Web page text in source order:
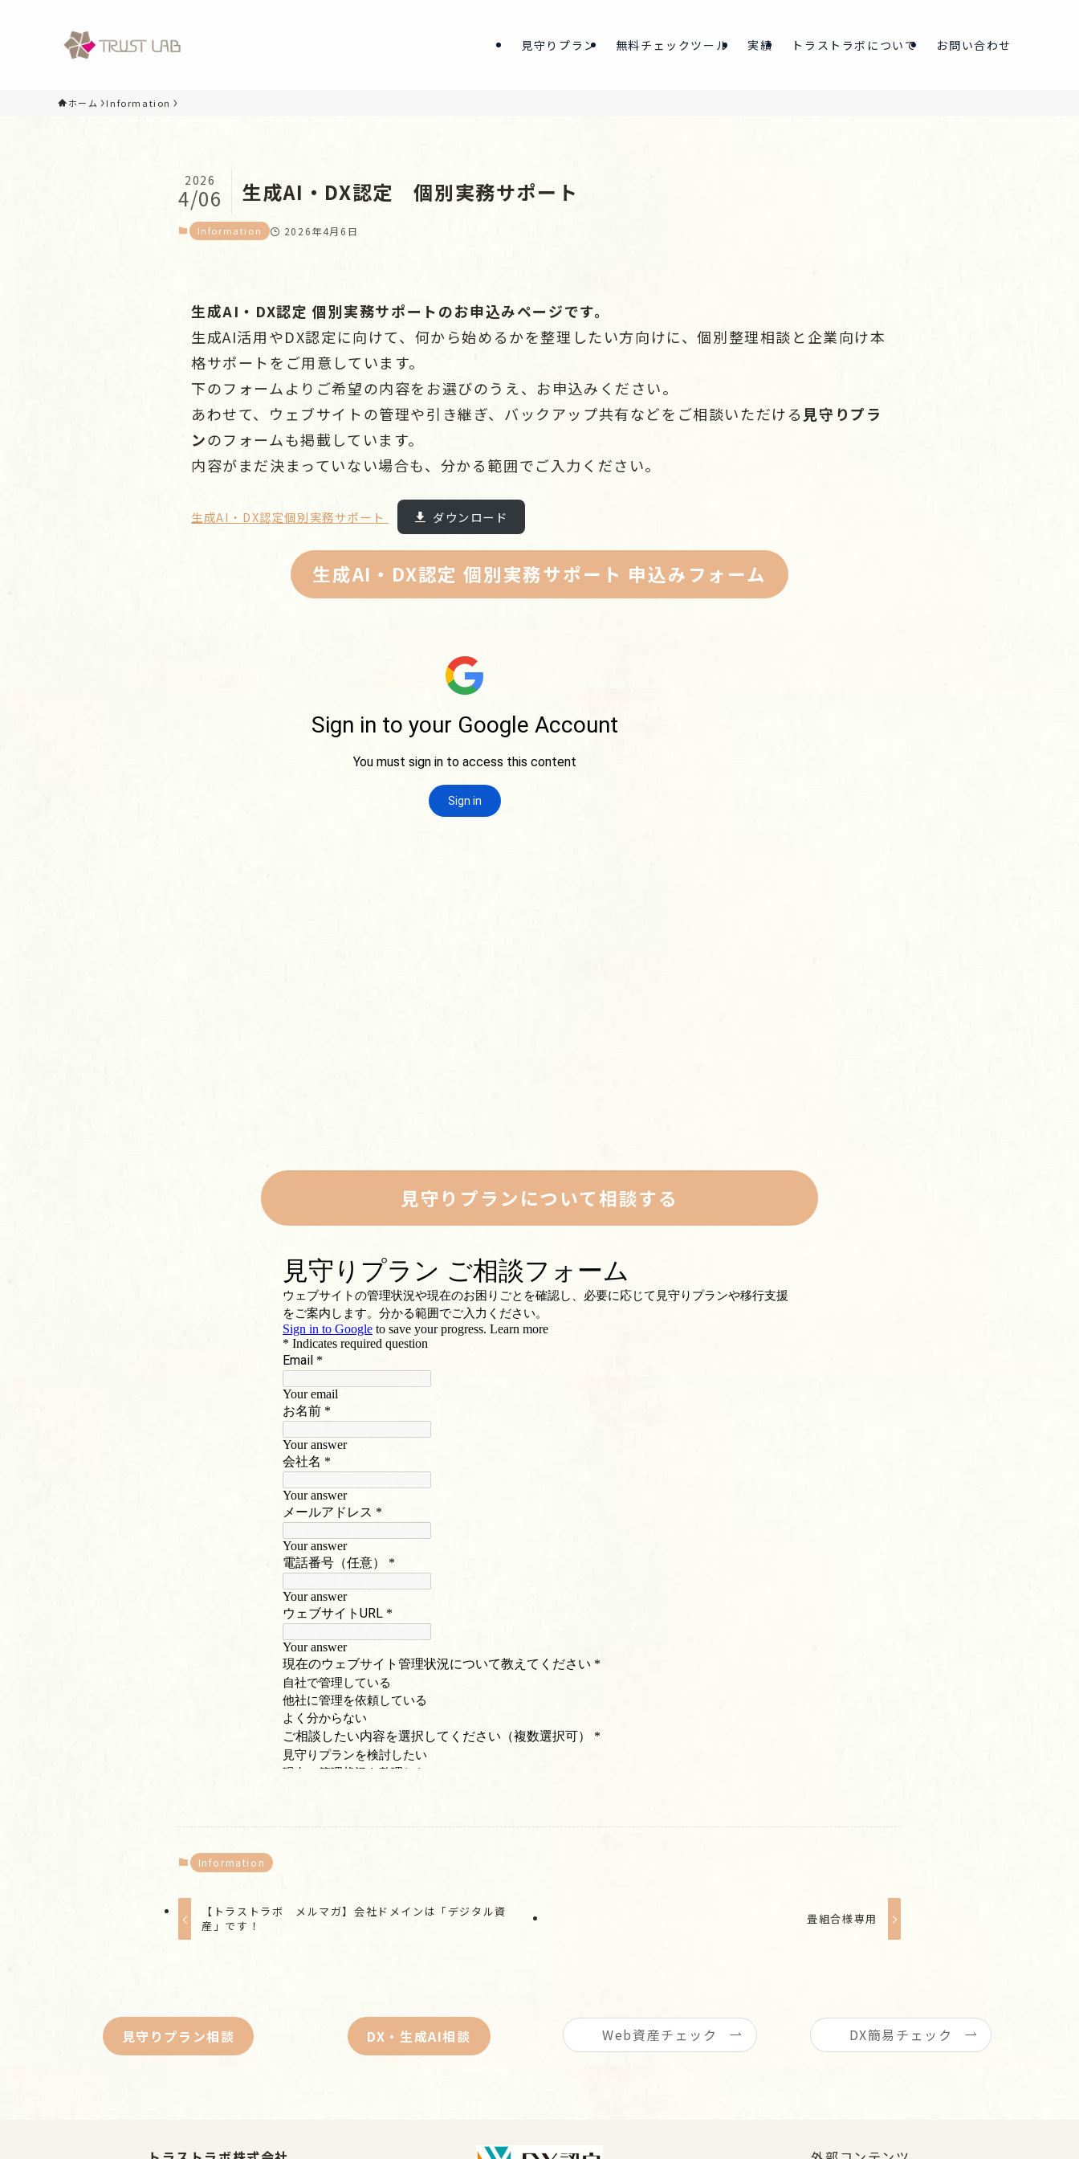
見守りプラン 無料チェックツール 実績 トラストラボについて お問い合わせ
ホーム Information
生成AI・DX認定 個別実務サポート
2026
4/06
Information 2026年4月6日
生成AI・DX認定 個別実務サポートのお申込みページです。
生成AI活用やDX認定に向けて、何から始めるかを整理したい方向けに、個別整理相談と企業向け本
格サポートをご用意しています。
下のフォームよりご希望の内容をお選びのうえ、お申込みください。
あわせて、ウェブサイトの管理や引き継ぎ、バックアップ共有などをご相談いただける 見守りプラ
ンのフォームも掲載しています。
内容がまだ決まっていない場合も、分かる範囲でご入力ください。
生成AI・DX認定個別実務サポート ダウンロード
生成AI・DX認定 個別実務サポート 申込みフォーム
見守りプランについて相談する
Information
【トラストラボ メルマガ】会社ドメインは「デジタル資
産」です！
畳組合様専用
見守りプラン相談 DX・生成AI相談 Web資産チェック DX簡易チェック